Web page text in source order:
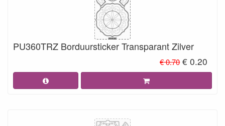
PU360TRZ Borduursticker Transparant Zilver
€ 0.70 € 0.20